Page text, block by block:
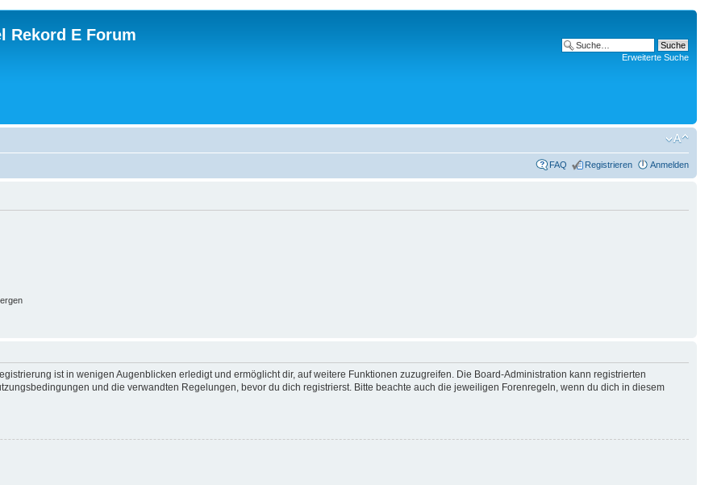
Rekord E Forum
Erweiterte Suche
FAQ Registrieren Anmelden
ist in wenigen Augenblicken erledigt und ermöglicht dir, auf weitere Funktionen zuzugreifen. Die Board-Administration kann registrierten
und die verwandten Regelungen, bevor du dich registrierst. Bitte beachte auch die jeweiligen Forenregeln, wenn du dich in diesem